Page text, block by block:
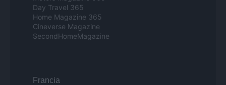
Day Travel 365
Home Magazine 365
Cineverse Magazine
SecondHomeMagazine
Francia